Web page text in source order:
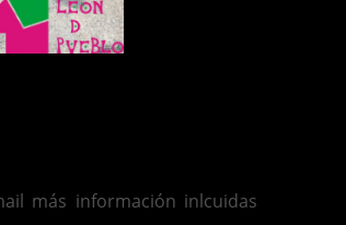
más información inlcuidas